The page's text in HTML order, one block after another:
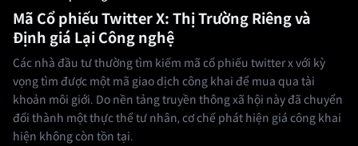
Mã Cổ phiếu Twitter X: Thị Trường Riêng và
Định giá Lại Công nghệ
Các nhà đầu tư thường tìm kiếm mã cổ phiếu twitter x với kỳ
vọng tìm được một mã giao dịch công khai để mua qua tài
khoản môi giới. Do nền tảng truyền thông xã hội này đã chuyển
đổi thành một thực thể tư nhân, cơ chế phát hiện giá công khai
hiện không còn tồn tại.